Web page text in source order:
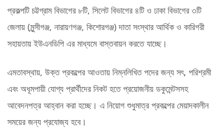
প্রকল্পটি চট্টগ্রাম বিভাগের ৮টি, সিলেট বিভাগের ৪টি ও ঢাকা বিভাগের ৩টি
জেলায় (মুন্সীগঞ্জ, নারায়ণগঞ্জ, কিশোরগঞ্জ) দাতা সংস্থার আর্থিক ও কারিগরী
সহায়তায় ইউএনডিপি এর মাধ্যমে বাস্তবায়ন করতে যাচ্ছে।
এমতাবস্থায়, উক্ত প্রকল্পের আওতায় নিম্নলিখিত পদের জন্য সৎ, পরিশ্রমী
এবং অধূমপায়ী যোগ্য প্রার্থীদের নিকট হতে প্রয়োজনীয় ডকুমেন্টসসহ
আবেদনপত্র আহ্বান করা হচ্ছে। এ নিয়োগ শুধুমাত্র প্রকল্পের মেয়াদকালীন
সময়ের জন্য প্রযোজ্য হবে।